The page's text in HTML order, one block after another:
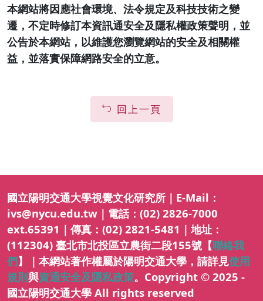
本網站將因應社會環境、法令規定及科技技術之變
遷，不定時修訂本資訊通安全及隱私權政策聲明，並
公告於本網站，以維護您瀏覽網站的安全及相關權
益，並落實保障網路安全的立意。
回上一頁
國立陽明交通大學視覺文化研究所｜E-Mail：
ivs@nycu.edu.tw｜電話：(02) 2826-7000
ext.65391｜傳真：(02) 2821-5481｜地址：
(112304) 臺北市北投區立農街二段155號【聯絡我
們】｜本網站著作權屬於陽明交通大學，請詳見使用
規則與資通安全及隱私政策。Copyright © 2025 -
國立陽明交通大學 All rights reserved